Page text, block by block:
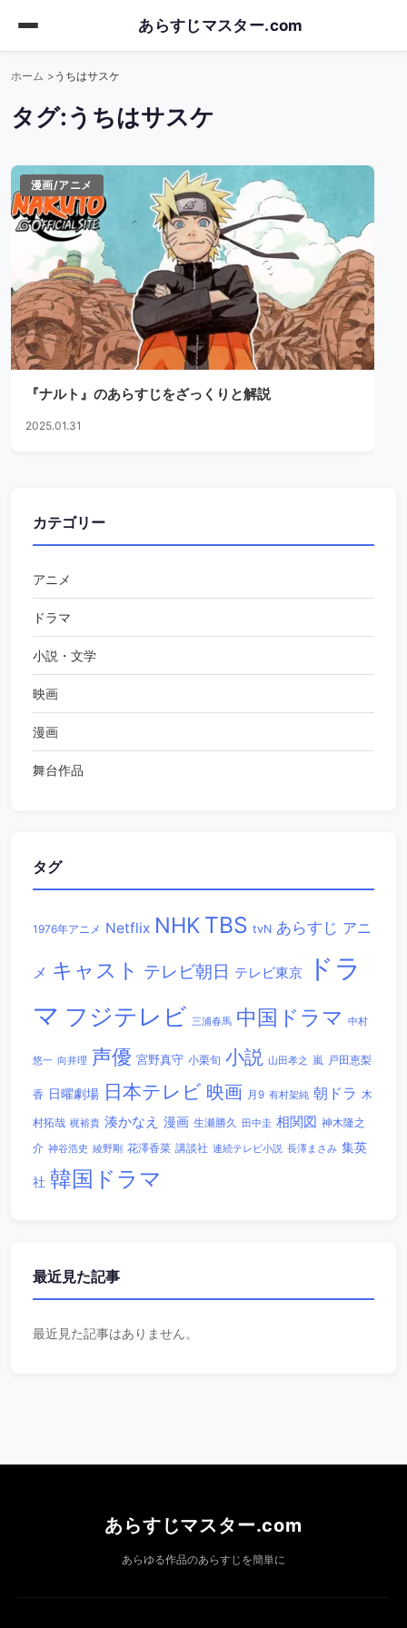
あらすじマスター.com
ホーム うちはサスケ
タグ:うちはサスケ
漫画/アニメ
『ナルト』のあらすじをざっくりと解説
2025.01.31
カテゴリー
アニメ
ドラマ
小説・文学
映画
漫画
舞台作品
タグ
1976年アニメ Netflix NHK TBS tvN あらすじ アニ
メ キャスト テレビ朝日 テレビ東京
ドラ
マ フジテレビ 三浦春馬 中国ドラマ 中村
悠一 向井理 声優 宮野真守 小栗旬 小説 山田孝之 嵐 戸田恵梨
香 日曜劇場 日本テレビ 映画 月9 有村架純 朝ドラ 木
村拓哉 梶裕貴 湊かなえ 漫画 生瀬勝久 田中圭 相関図 神木隆之
介 神谷浩史 綾野剛 花澤香菜 講談社 連続テレビ小説 長澤まさみ 集英
社 韓国ドラマ
最近見た記事
最近見た記事はありません。
あらすじマスター.com
あらゆる作品のあらすじを簡単に